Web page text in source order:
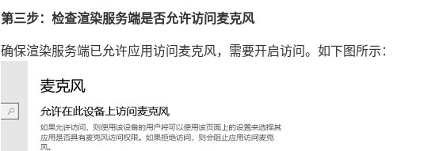
第三步：检查渲染服务端是否允许访问麦克风
确保渲染服务端已允许应用访问麦克风，需要开启访问。如下图所示：